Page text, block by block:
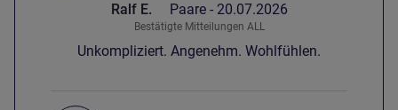
Ralf E. Paare - 20.07.2026
Bestätigte Mitteilungen ALL
Unkompliziert. Angenehm. Wohlfühlen.